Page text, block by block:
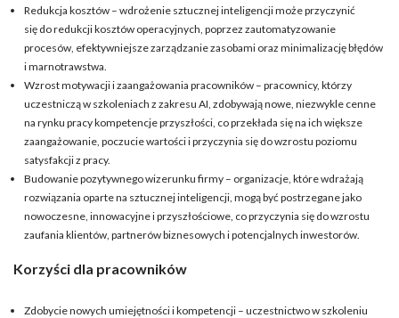
Redukcja kosztów – wdrożenie sztucznej inteligencji może przyczynić
się do redukcji kosztów operacyjnych, poprzez zautomatyzowanie
procesów, efektywniejsze zarządzanie zasobami oraz minimalizację błędów
i marnotrawstwa.
Wzrost motywacji i zaangażowania pracowników – pracownicy, którzy
uczestniczą w szkoleniach z zakresu AI, zdobywają nowe, niezwykle cenne
na rynku pracy kompetencje przyszłości, co przekłada się na ich większe
zaangażowanie, poczucie wartości i przyczynia się do wzrostu poziomu
satysfakcji z pracy.
Budowanie pozytywnego wizerunku firmy – organizacje, które wdrażają
rozwiązania oparte na sztucznej inteligencji, mogą być postrzegane jako
nowoczesne, innowacyjne i przyszłościowe, co przyczynia się do wzrostu
zaufania klientów, partnerów biznesowych i potencjalnych inwestorów.
Korzyści dla pracowników
Zdobycie nowych umiejętności i kompetencji – uczestnictwo w szkoleniu